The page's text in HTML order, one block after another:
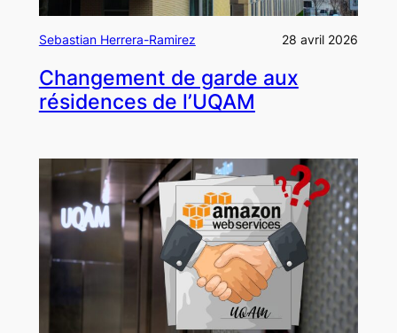
Sebastian Herrera-Ramirez 28 avril 2026
Changement de garde aux
résidences de l’UQAM